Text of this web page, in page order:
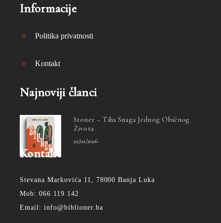
Informacije
Politika privatnosti
Kontakt
Najnoviji članci
Stoner – Tiha Snaga Jednog Običnog
Života
22/01/2026
Kontakt
Stevana Markovića 11, 78000 Banja Luka
Mob: 066 119 142
Email: info@biblioner.ba